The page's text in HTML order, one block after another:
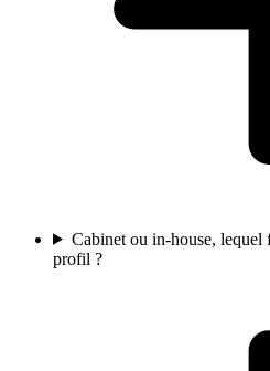
Cabinet ou in-house,
profil ?